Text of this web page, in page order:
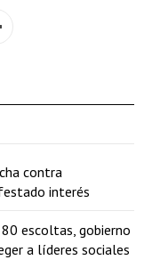
contra
interés
escoltas, gobierno
a líderes sociales